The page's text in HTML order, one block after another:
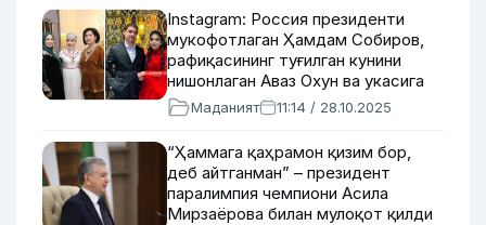
Instagram: Россия президенти
мукофотлаган Ҳамдам Собиров,
рафиқасининг туғилган кунини
нишонлаган Аваз Охун ва укасига
уй совға қилган Асила Мирзаёрова
Маданият 11:14 / 28.10.2025
“Ҳаммага қаҳрамон қизим бор,
деб айтганман” – президент
паралимпия чемпиони Асила
Мирзаёрова билан мулоқот қилди